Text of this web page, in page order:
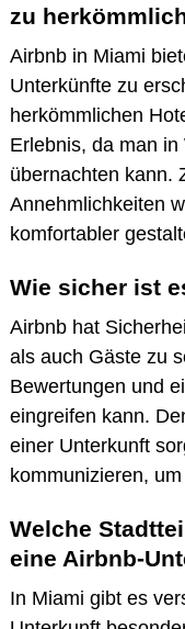
zu
Airbnb in Miami
Unterkünfte zu
herkömmlichen
Erlebnis, da man
übernachten kann.
Annehmlichkeiten
komfortabler
Wie sicher ist
Airbnb hat
als auch Gäste zu
Bewertungen und
eingreifen kann.
einer Unterkunft
kommunizieren,
Welche
eine Airbnb-
In Miami gibt es